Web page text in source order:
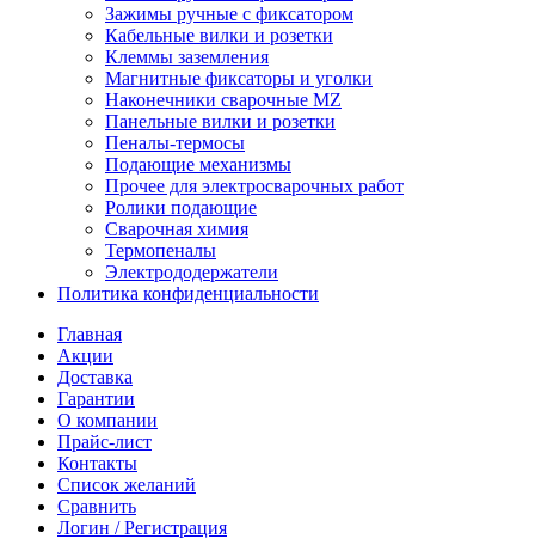
Зажимы ручные с фиксатором
Кабельные вилки и розетки
Клеммы заземления
Магнитные фиксаторы и уголки
Наконечники сварочные MZ
Панельные вилки и розетки
Пеналы-термосы
Подающие механизмы
Прочее для электросварочных работ
Ролики подающие
Сварочная химия
Термопеналы
Электрододержатели
Политика конфиденциальности
Главная
Акции
Доставка
Гарантии
О компании
Прайс-лист
Контакты
Список желаний
Сравнить
Логин / Регистрация